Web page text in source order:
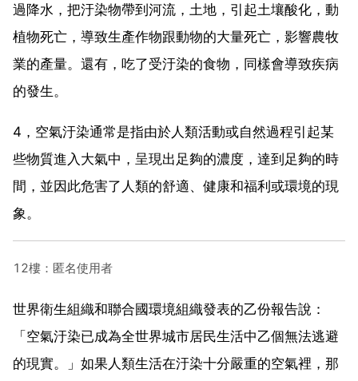
過降水，把汙染物帶到河流，土地，引起土壤酸化，動
植物死亡，導致生產作物跟動物的大量死亡，影響農牧
業的產量。還有，吃了受汙染的食物，同樣會導致疾病
的發生。
4，空氣汙染通常是指由於人類活動或自然過程引起某
些物質進入大氣中，呈現出足夠的濃度，達到足夠的時
間，並因此危害了人類的舒適、健康和福利或環境的現
象。
12樓：匿名使用者
世界衛生組織和聯合國環境組織發表的乙份報告說：
「空氣汙染已成為全世界城市居民生活中乙個無法逃避
的現實。」如果人類生活在汙染十分嚴重的空氣裡，那